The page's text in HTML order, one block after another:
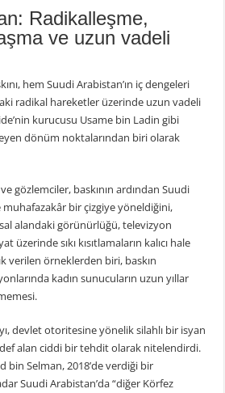
Radikalleşme,
ve uzun vadeli
hem Suudi Arabistan’ın iç dengeleri
radikal hareketler üzerinde uzun vadeli
kurucusu Usame bin Ladin gibi
dönüm noktalarından biri olarak
gözlemciler, baskının ardından Suudi
bir çizgiye yöneldiğini,
alandaki görünürlüğü, televizyon
üzerinde sıkı kısıtlamaların kalıcı hale
verilen örneklerden biri, baskın
kadın sunucuların uzun yıllar
devlet otoritesine yönelik silahlı bir isyan
alan ciddi bir tehdit olarak nitelendirdi.
bin Selman, 2018’de verdiği bir
Suudi Arabistan’da “diğer Körfez